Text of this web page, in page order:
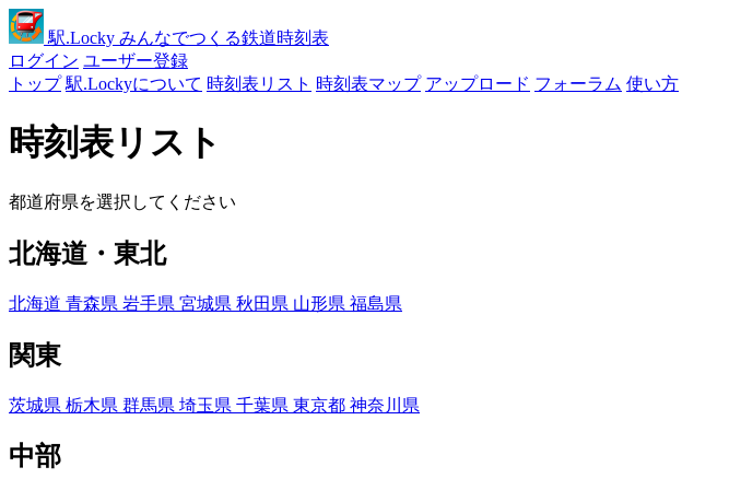
駅.Locky みんなでつくる鉄道時刻表
ログイン ユーザー登録
トップ 駅.Lockyについて 時刻表リスト 時刻表マップ アップロード フォーラム 使い方
時刻表リスト
都道府県を選択してください
北海道・東北
北海道 青森県 岩手県 宮城県 秋田県 山形県 福島県
関東
茨城県 栃木県 群馬県 埼玉県 千葉県 東京都 神奈川県
中部